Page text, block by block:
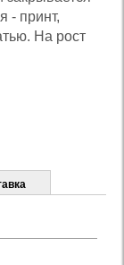
- принт,
На рост